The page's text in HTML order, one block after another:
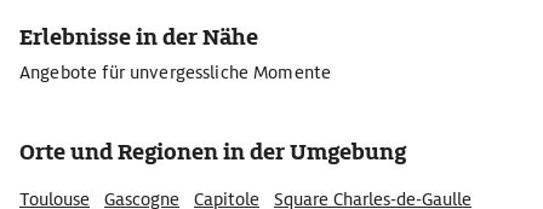
Erlebnisse in der Nähe
Angebote für unvergessliche Momente
Orte und Regionen in der Umgebung
Toulouse Gascogne Capitole Square Charles-de-Gaulle